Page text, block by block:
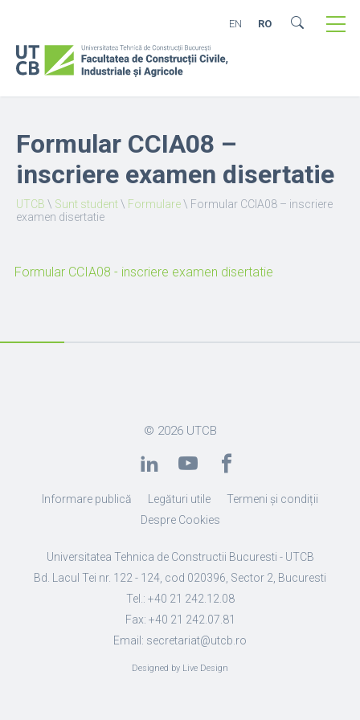
EN RO
Formular CCIA08 –
inscriere examen disertatie
UTCB \ Sunt student\ Formulare\ Formular CCIA08 – inscriere
examen disertatie
Formular CCIA08 - inscriere examen disertatie
© 2026 UTCB
Informare publică Legături utile
Termeni și condiții
Despre Cookies
Universitatea Tehnica de Constructii Bucuresti - UTCB
Bd. Lacul Tei nr. 122 - 124, cod 020396, Sector 2, Bucuresti
Tel.: +40 21 242.12.08
Fax: +40 21 242.07.81
Email: secretariat@utcb.ro
Designed by Live Design